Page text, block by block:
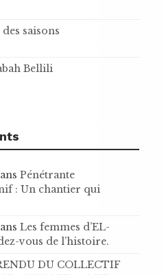
saisons
Bellili
Pénétrante
: Un chantier qui
Les femmes d’EL-
vous de l’histoire .
DU COLLECTIF